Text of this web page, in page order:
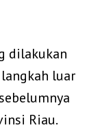
dilakukan
luar
Riau.